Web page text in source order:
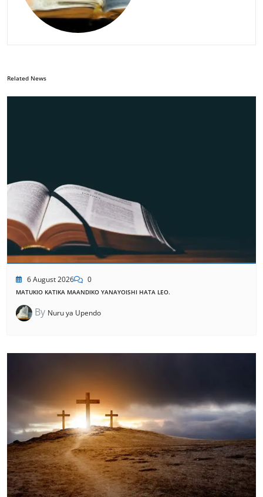
Related News
6 August 2026 0
MATUKIO KATIKA MAANDIKO YANAYOISHI HATA LEO.
By Nuru ya Upendo